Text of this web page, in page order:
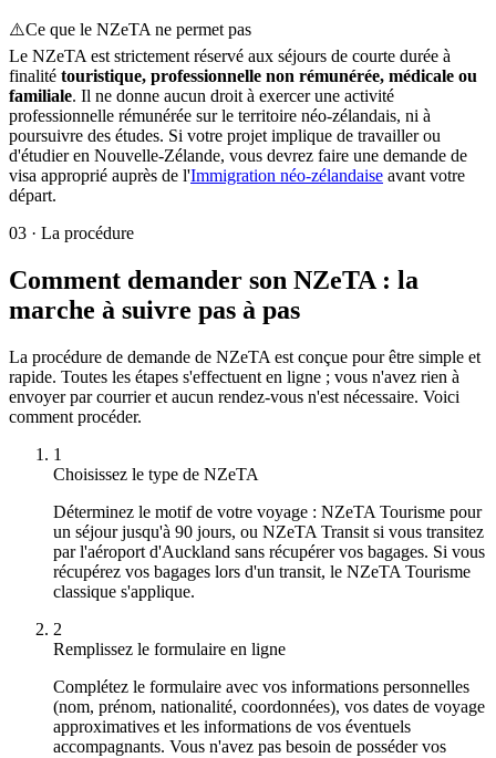
⚠️Ce que le NZeTA ne permet pas
Le NZeTA est strictement réservé aux séjours de courte durée à
finalité touristique, professionnelle non rémunérée, médicale ou
familiale. Il ne donne aucun droit à exercer une activité
professionnelle rémunérée sur le territoire néo-zélandais, ni à
poursuivre des études. Si votre projet implique de travailler ou
d'étudier en Nouvelle-Zélande, vous devrez faire une demande de
visa approprié auprès de l'Immigration néo-zélandaise avant votre
départ.
03 · La procédure
Comment demander son NZeTA : la
marche à suivre pas à pas
La procédure de demande de NZeTA est conçue pour être simple et
rapide. Toutes les étapes s'effectuent en ligne ; vous n'avez rien à
envoyer par courrier et aucun rendez-vous n'est nécessaire. Voici
comment procéder.
1
Choisissez le type de NZeTA
Déterminez le motif de votre voyage : NZeTA Tourisme pour
un séjour jusqu'à 90 jours, ou NZeTA Transit si vous transitez
par l'aéroport d'Auckland sans récupérer vos bagages. Si vous
récupérez vos bagages lors d'un transit, le NZeTA Tourisme
classique s'applique.
2
Remplissez le formulaire en ligne
Complétez le formulaire avec vos informations personnelles
(nom, prénom, nationalité, coordonnées), vos dates de voyage
approximatives et les informations de vos éventuels
accompagnants. Vous n'avez pas besoin de posséder vos